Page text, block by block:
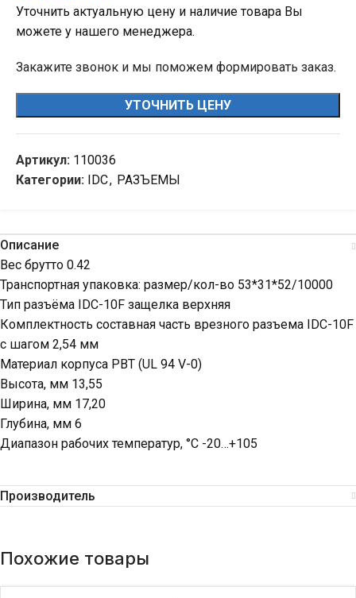
Уточнить актуальную цену и наличие товара Вы
можете у нашего менеджера.
Закажите звонок и мы поможем формировать заказ.
УТОЧНИТЬ ЦЕНУ
Артикул: 110036
Категории: IDC, РАЗЪЕМЫ
Описание
Вес брутто 0.42
Транспортная упаковка: размер/кол-во 53*31*52/10000
Тип разъёма IDC-10F защелка верхняя
Комплектность составная часть врезного разъема IDC-10F
с шагом 2,54 мм
Материал корпуса PBT (UL 94 V-0)
Высота, мм 13,55
Ширина, мм 17,20
Глубина, мм 6
Диапазон рабочих температур, °C -20…+105
Производитель
Похожие товары